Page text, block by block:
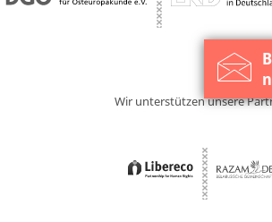
Wir unterstützen unsere